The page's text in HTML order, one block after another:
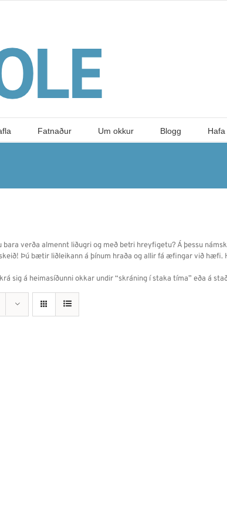
Fatnaður Um okkur Blogg
verða almennt liðugri og með betri hreyfigetu? Á þessu
Þú bætir liðleikann á þínum hraða og allir fá æfingar við
á heimasíðunni okkar undir “skráning í staka tíma” eða á